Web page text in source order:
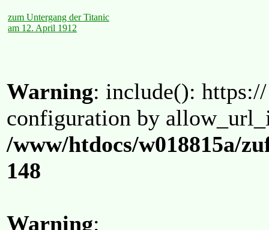
zum Untergang der Titanic
am 12. April 1912
Warning: include():
configuration by
/www/htdocs/w018815a/
148
Warning: